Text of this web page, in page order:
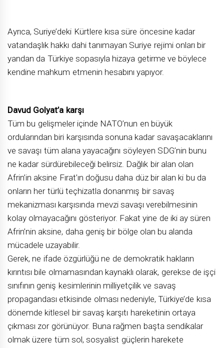
Ayrıca, Suriye’deki Kürtlere kısa süre öncesine kadar
vatandaşlık hakkı dahi tanımayan Suriye rejimi onları bir
yandan da Türkiye sopasıyla hizaya getirme ve böylece
kendine mahkum etmenin hesabını yapıyor.
Davud Golyat’a karşı
Tüm bu gelişmeler içinde NATO’nun en büyük
ordularından biri karşısında sonuna kadar savaşacaklarını
ve savaşı tüm alana yayacağını söyleyen SDG’nin bunu
ne kadar sürdürebileceği belirsiz. Dağlık bir alan olan
Afrin’in aksine Fırat’ın doğusu daha düz bir alan ki bu da
onların her türlü teçhizatla donanmış bir savaş
mekanizması karşısında mevzi savaşı verebilmesinin
kolay olmayacağını gösteriyor. Fakat yine de iki ay süren
Afrin’nin aksine, daha geniş bir bölge olan bu alanda
mücadele uzayabilir.
Gerek, ne ifade özgürlüğü ne de demokratik hakların
kırıntısı bile olmamasından kaynaklı olarak, gerekse de işçi
sınıfının geniş kesimlerinin milliyetçilik ve savaş
propagandası etkisinde olması nedeniyle, Türkiye’de kısa
dönemde kitlesel bir savaş karşıtı hareketinin ortaya
çıkması zor görünüyor. Buna rağmen başta sendikalar
olmak üzere tüm sol, sosyalist güçlerin harekete